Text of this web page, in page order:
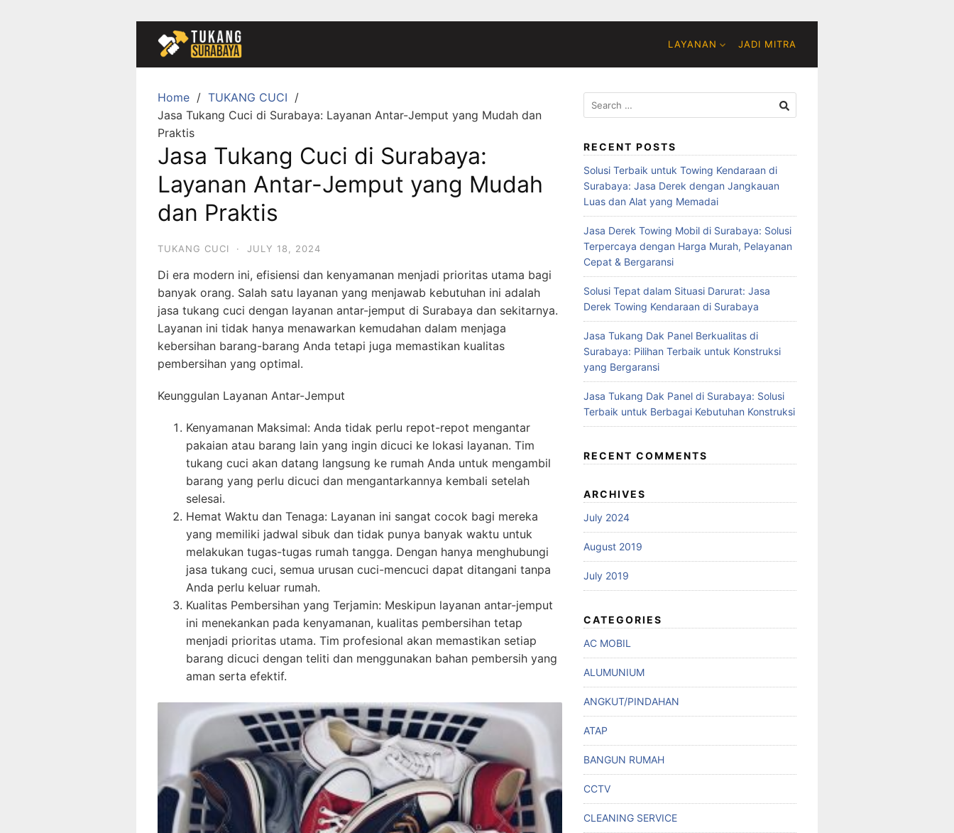
LAYANAN JADI MITRA
Home
TUKANG CUCI
Jasa Tukang Cuci di Surabaya: Layanan Antar-Jemput yang Mudah dan
Praktis
Jasa Tukang Cuci di Surabaya:
Layanan Antar-Jemput yang Mudah
dan Praktis
TUKANG CUCI · JULY 18, 2024
Di era modern ini, efisiensi dan kenyamanan menjadi prioritas utama bagi
banyak orang. Salah satu layanan yang menjawab kebutuhan ini adalah
jasa tukang cuci dengan layanan antar-jemput di Surabaya dan sekitarnya.
Layanan ini tidak hanya menawarkan kemudahan dalam menjaga
kebersihan barang-barang Anda tetapi juga memastikan kualitas
pembersihan yang optimal.
Keunggulan Layanan Antar-Jemput
Kenyamanan Maksimal: Anda tidak perlu repot-repot mengantar
pakaian atau barang lain yang ingin dicuci ke lokasi layanan. Tim
tukang cuci akan datang langsung ke rumah Anda untuk mengambil
barang yang perlu dicuci dan mengantarkannya kembali setelah
selesai.
Hemat Waktu dan Tenaga: Layanan ini sangat cocok bagi mereka
yang memiliki jadwal sibuk dan tidak punya banyak waktu untuk
melakukan tugas-tugas rumah tangga. Dengan hanya menghubungi
jasa tukang cuci, semua urusan cuci-mencuci dapat ditangani tanpa
Anda perlu keluar rumah.
Kualitas Pembersihan yang Terjamin: Meskipun layanan antar-jemput
ini menekankan pada kenyamanan, kualitas pembersihan tetap
menjadi prioritas utama. Tim profesional akan memastikan setiap
barang dicuci dengan teliti dan menggunakan bahan pembersih yang
aman serta efektif.
Search
for:
RECENT POSTS
Solusi Terbaik untuk Towing Kendaraan di
Surabaya: Jasa Derek dengan Jangkauan
Luas dan Alat yang Memadai
Jasa Derek Towing Mobil di Surabaya: Solusi
Terpercaya dengan Harga Murah, Pelayanan
Cepat & Bergaransi
Solusi Tepat dalam Situasi Darurat: Jasa
Derek Towing Kendaraan di Surabaya
Jasa Tukang Dak Panel Berkualitas di
Surabaya: Pilihan Terbaik untuk Konstruksi
yang Bergaransi
Jasa Tukang Dak Panel di Surabaya: Solusi
Terbaik untuk Berbagai Kebutuhan Konstruksi
RECENT COMMENTS
ARCHIVES
July 2024
August 2019
July 2019
CATEGORIES
AC MOBIL
ALUMUNIUM
ANGKUT/PINDAHAN
ATAP
BANGUN RUMAH
CCTV
CLEANING SERVICE